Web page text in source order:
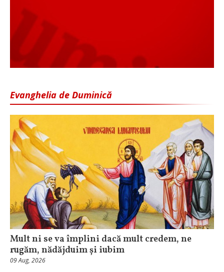
Evanghelia de Duminică
Mult ni se va împlini dacă mult credem, ne
rugăm, nădăjduim și iubim
09 Aug, 2026